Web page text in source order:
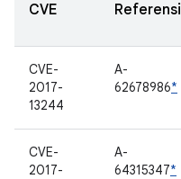
CVE Referensi
CVE-
2017-
13244
A-
62678986*
CVE-
2017-
A-
64315347*